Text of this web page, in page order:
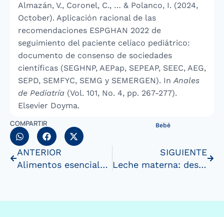
Almazán, V., Coronel, C., … & Polanco, I. (2024,
October). Aplicación racional de las
recomendaciones ESPGHAN 2022 de
seguimiento del paciente celíaco pediátrico:
documento de consenso de sociedades
científicas (SEGHNP, AEPap, SEPEAP, SEEC, AEG,
SEPD, SEMFYC, SEMG y SEMERGEN). InAnales
de Pediatría (Vol. 101, No. 4, pp. 267-277).
Elsevier Doyma.
COMPARTIR Bebé
ANTERIOR
Alimentos esenciales en la alimentación infantil: huevos,pescados y carnes
SIGUIENTE
Leche materna: desarrollo del bebé, madre y mundo